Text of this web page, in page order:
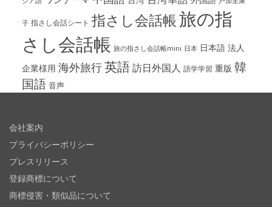
子 指さし会話シート 指さし会話帳旅の指
さし会話帳 旅の指さし会話帳mini 日本 日本語 法人
企業様用 海外旅行英語訪日外国人 語学学習 重版 韓
国語 音声
会社案内
プライバシーポリシー
プレスリリース
登録商標について
商標侵害・類似品について